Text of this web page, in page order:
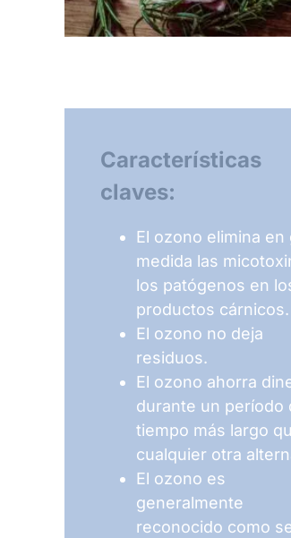
Características
claves:
El ozono elimina en
medida las
los patógenos en
productos cárnicos.
El ozono no deja
residuos.
El ozono ahorra
durante un período
tiempo más largo
cualquier otra
El ozono es
generalmente
reconocido como